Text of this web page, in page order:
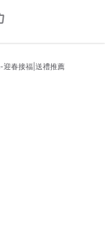
迎春接福|送禮推薦